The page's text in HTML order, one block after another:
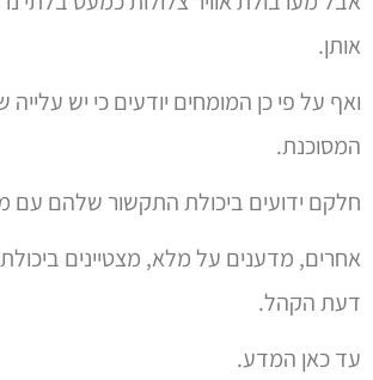
אותן.
המסוכנת.
חלקם ידועים ביכולת התקשור שלהם עם
אחרים, מדענים על מלא, מצטיינים
דעת הקהל.
עד כאן המדע.